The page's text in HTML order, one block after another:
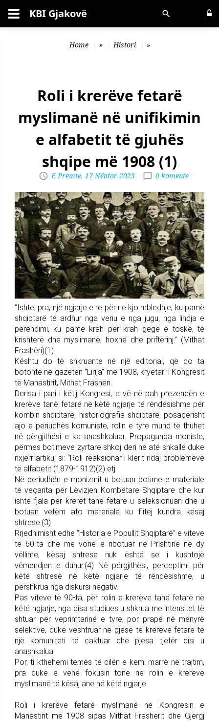
Kërko KBI Gjakovë
Home » Histori »
Roli i krerëve fetarë
myslimanë në unifikimin
e alfabetit të gjuhës
shqipe më 1908 (1)
E Premte, 17 Nëntor 2023 0 komente
“Ishte, pra, një ngjarje e re për ne kjo mbledhje, ku pamë
shqiptarë të ardhur nga veriu e nga jugu, nga lindja e
perëndimi, ku pamë krah për krah gegë e toskë, të
krishterë dhe myslimanë, hoxhë dhe priftërinj.” (Mithat
Frashëri)(1)
Kështu do të shkruante në një editorial, që do ta
botonte në gazetën “Lirija” më 1908, kryetari i Kongresit
të Manastirit, Mithat Frashëri.
Derisa i pari i këtij Kongresi, e vë në pah prezencën e
krerëve tanë fetarë në këtë ngjarje të rëndësishme për
kombin shqiptarë, historiografia shqiptare, posaçërisht
ajo e periudhës komuniste, rolin e tyre mund të thuhet
në përgjithësi e ka anashkaluar. Propaganda moniste,
përmes botimeve zyrtare shkoj deri në atë shkallë duke
nxjerr artikuj si: “Roli reaksionar i klerit ndaj problemeve
të alfabetit (1879-1912)(2) etj.
Në periudhën e monizmit u botuan botime e materiale
të veçanta për Lëvizjen Kombëtare Shqiptare dhe kur
ishte fjala për krerët tanë fetarë u seleksionuan dhe u
botuan vetëm ato materiale ku flitej kundra kësaj
shtrese.(3)
Rrjedhimisht edhe “Historia e Popullit Shqiptarë” e viteve
të 60-ta dhe me vonë e ribotuar në Prishtinë në dy
vëllime, kësaj shtrese nuk është se i kushtojë
vëmendjen e duhur.(4) Në përgjithësi, perceptimi për
këtë shtresë në këtë ngjarje të rëndësishme, u
përshkrua nga diskursi negativ.
Pas viteve të 90-ta, për rolin e krerëve tanë fetarë në
këtë ngjarje, nga disa studiues u shkrua me intensitet të
shtuar për veprimtarinë e tyre, por prapë në mënyrë
selektive, duke vështruar në pjesë të krerëve fetarë të
një komuniteti të caktuar dhe pjesa tjetër disi u
anashkalua.
Por, ti kthehemi temës të cilën e kemi marrë në trajtim,
pra duke e vënë fokusin tonë në rolin e krerëve
myslimanë të kësaj ane në këtë ngjarje.
Roli i krerëve fetarë myslimanë në Kongresin e
Manastirit më 1908 sipas Mithat Frashërit dhe Gjergj